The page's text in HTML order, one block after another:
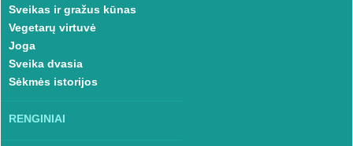
Sveikas ir gražus kūnas
Vegetarų virtuvė
Joga
Sveika dvasia
Sėkmės istorijos
RENGINIAI